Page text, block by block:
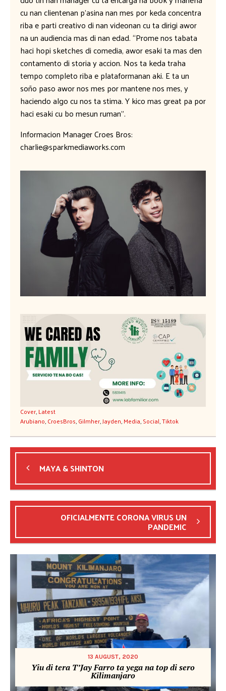
cu nan clientenan p’asina nan mes por keda concentra
riba e parti creativo di nan videonan cu ta dirigi awor
na un audiencia mas di nan edad. “Prome nos tabata
haci hopi sketches di comedia, awor esaki ta mas den
contamento di storia y accion. Nos ta keda traha
tempo completo riba e plataformanan aki. E ta un
soño paso awor nos mes por mantene nos mes, y
haciendo algo cu nos ta stima. Y kico mas great pa por
haci esaki cu bo mesun ruman”.
Informacion Manager Croes Bros:
charlie@sparkmediaworks.com
Cover,Latest
Arubiano,CroesBros,Gilmher,Jayden,Media,Social,Tiktok
MAYA & SHINTON
OFICIALMENTE CORONA VIRUS UN
PANDEMIC
13 AUGUST, 2020
Yiu di tera T’Jay Farro ta yega na top di sero
Kilimanjaro